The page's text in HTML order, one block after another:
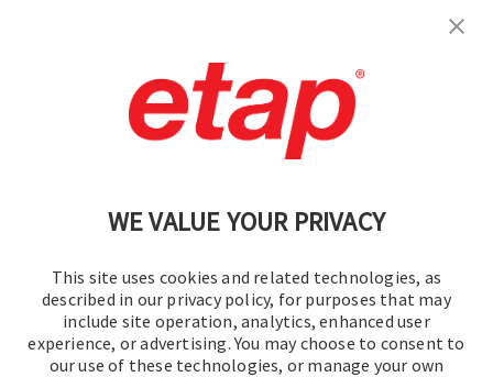
WE VALUE YOUR PRIVACY
This site uses cookies and related technologies, as
described in our privacy policy, for purposes that may
include site operation, analytics, enhanced user
experience, or advertising. You may choose to consent to
our use of these technologies, or manage your own
お問い合わせください。 | 利用規約
プライバシーポリシー | サイトマップ
© 2016-2026 オペレーションテクノロジー株式会社